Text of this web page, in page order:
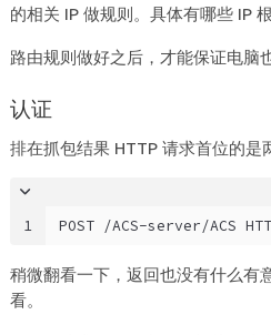
的相关 IP 做规则。具体有哪些 IP
路由规则做好之后，才能保证电脑
认证
排在抓包结果 HTTP 请求首位的是
1 POST /ACS-server/ACS
稍微翻看一下，返回也没有什么有
看。